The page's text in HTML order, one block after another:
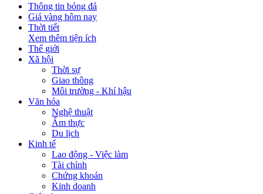
Thông tin bóng đá
Giá vàng hôm nay
Thời tiết
Xem thêm tiện ích
Thế giới
Xã hội
Thời sự
Giao thông
Môi trường - Khí hậu
Văn hóa
Nghệ thuật
Ẩm thực
Du lịch
Kinh tế
Lao động - Việc làm
Tài chính
Chứng khoán
Kinh doanh